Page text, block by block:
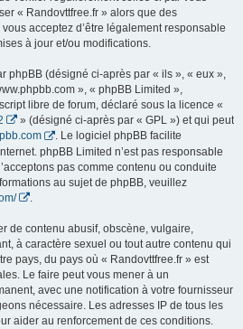
« Randovttfree.fr » alors que des
acceptez d’être légalement responsable
à jour et/ou modifications.
phpBB (désigné ci-après par « ils », « eux »,
», « phpBB Limited »,
libre de forum, déclaré sous la licence «
» (désigné ci-après par « GPL ») et qui peut
. Le logiciel phpBB facilite
phpBB Limited n’est pas responsable
pas comme contenu ou conduite
au sujet de phpBB, veuillez
de contenu abusif, obscène, vulgaire,
à caractère sexuel ou tout autre contenu qui
pays, du pays où « Randovttfree.fr » est
Le faire peut vous mener à un
avec une notification à votre fournisseur
nécessaire. Les adresses IP de tous les
aider au renforcement de ces conditions.